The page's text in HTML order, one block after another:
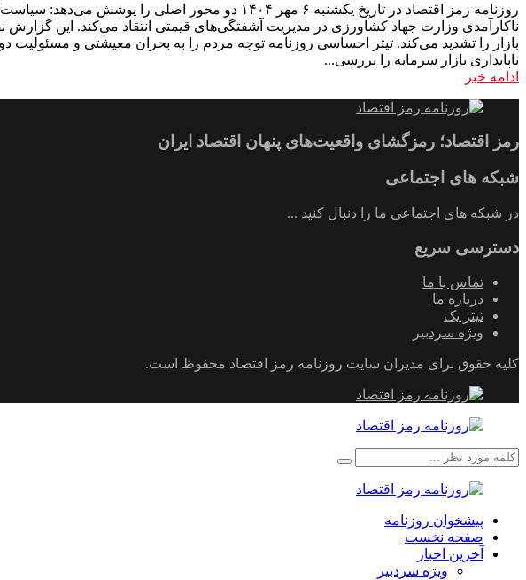
روزنامه رمز اقتصاد در تاریخ یکشنبه ۶ مهر ۱۴۰۴ دو
ناکارآمدی وزارت جهاد کشاورزی در مدیریت آشفتگی‌های قیمتی انتقاد می‌کند. این
بازار را تشدید می‌کند. تیتر احساسی روزنامه توجه مردم را به بحران معیشتی و
ناپایداری بازار سرمایه را بررسی...
ادامه خبر
رمز اقتصاد؛ رمزگشای واقعیت‌های پنهان اقتصاد ایران
شبکه های اجتماعی
در شبکه های اجتماعی ما را دنبال کنید ...
دسترسی سریع
تماس با ما
درباره ما
تیتر یک
ویژه سردبیر
کلیه حقوق برای مدیران سایت روزنامه رمز اقتصاد محفوظ است.
پیشخوان روزنامه
صفحه نخست
آخرین اخبار
ویژه سردبیر